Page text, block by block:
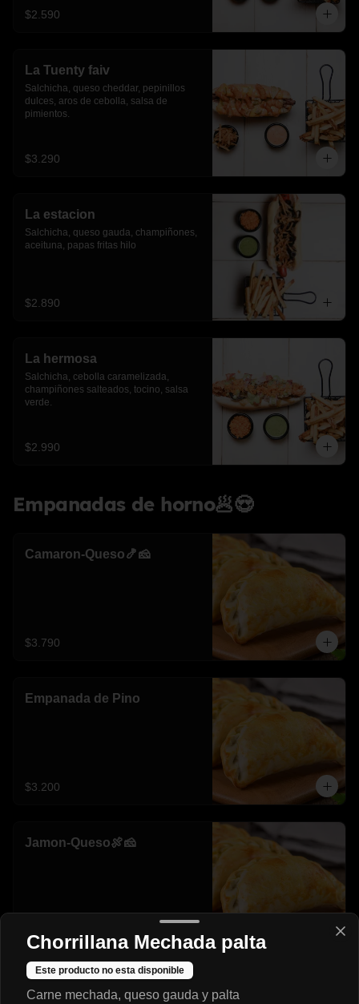
$2.590
La Tuenty faiv
Salchicha, queso cheddar, pepinillos
dulces, aros de cebolla, salsa de
pimientos.
$3.290
La estacion
Salchicha, queso gauda, champiñones,
aceituna, papas fritas hilo
$2.890
La hermosa
Salchicha, cebolla caramelizada,
champiñones salteados, tocino, salsa
verde.
$2.990
Empanadas de horno🥟😍
Camaron-Queso🍤🧀
$3.790
Empanada de Pino
$3.200
Jamon-Queso🍖🧀
Mechada-Queso🥩🧀
Chorrillana Mechada palta
Este producto no esta disponible
Carne mechada, queso gauda y palta